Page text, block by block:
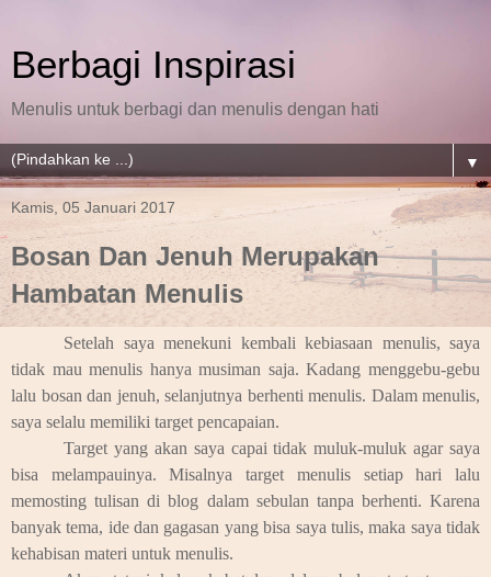
Berbagi Inspirasi
Menulis untuk berbagi dan menulis dengan hati
▼
Kamis, 05 Januari 2017
Bosan Dan Jenuh Merupakan
Hambatan Menulis
Setelah saya menekuni kembali kebiasaan menulis, saya
tidak mau menulis hanya musiman saja. Kadang menggebu-gebu
lalu bosan dan jenuh, selanjutnya berhenti menulis. Dalam menulis,
saya selalu memiliki target pencapaian.
Target yang akan saya capai tidak muluk-muluk agar saya
bisa melampauinya. Misalnya target menulis setiap hari lalu
memosting tulisan di blog dalam sebulan tanpa berhenti. Karena
banyak tema, ide dan gagasan yang bisa saya tulis, maka saya tidak
kehabisan materi untuk menulis.